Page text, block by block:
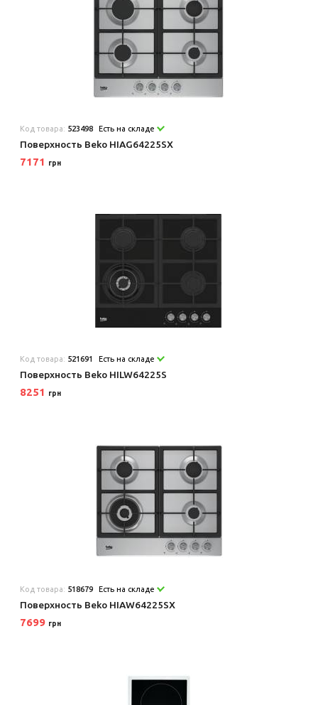
Код товара: 523498 Есть на складе
Поверхность Beko HIAG64225SX
7171 грн
Код товара: 521691 Есть на складе
Поверхность Beko HILW64225S
8251 грн
Код товара: 518679 Есть на складе
Поверхность Beko HIAW64225SX
7699 грн